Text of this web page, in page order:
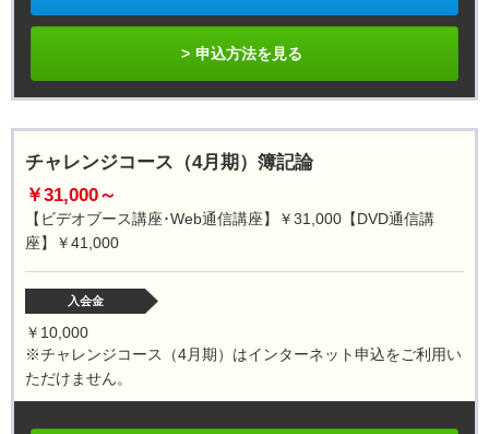
申込方法を見る
チャレンジコース（4月期）簿記論
￥31,000～
【ビデオブース講座･Web通信講座】￥31,000【DVD通信講
座】￥41,000
入会金
￥10,000
※チャレンジコース（4月期）はインターネット申込をご利用い
ただけません。